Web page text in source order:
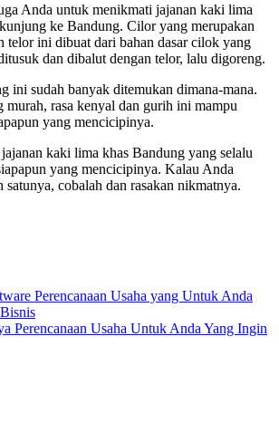
Anda untuk menikmati jajanan kaki lima
ke Bandung. Cilor yang merupakan
telor ini dibuat dari bahan dasar cilok yang
dan dibalut dengan telor, lalu digoreng.
ini sudah banyak ditemukan dimana-mana.
murah, rasa kenyal dan gurih ini mampu
yang mencicipinya.
kaki lima khas Bandung yang selalu
yang mencicipinya. Kalau Anda
satunya, cobalah dan rasakan nikmatnya.
Perencanaan Usaha yang Untuk Anda
Perencanaan Usaha Untuk Anda Yang Ingin